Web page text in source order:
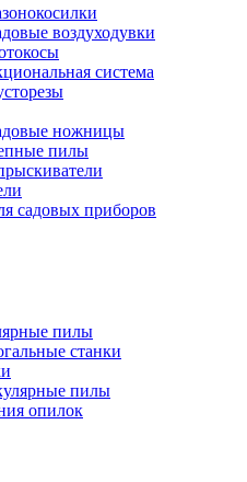
воздуходувки
система
ножницы
пилы
садовых приборов
пилы
станки
пилы
опилок